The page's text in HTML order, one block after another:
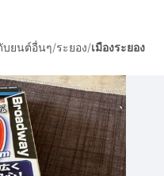
บยนต์อื่นๆ/ระยอง/เมืองระยอง